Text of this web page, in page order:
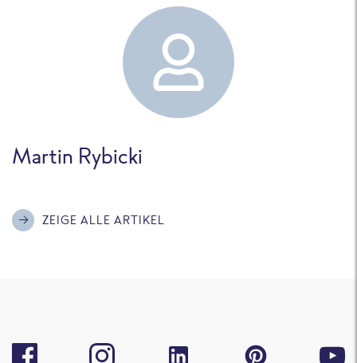
Martin Rybicki
ZEIGE ALLE ARTIKEL